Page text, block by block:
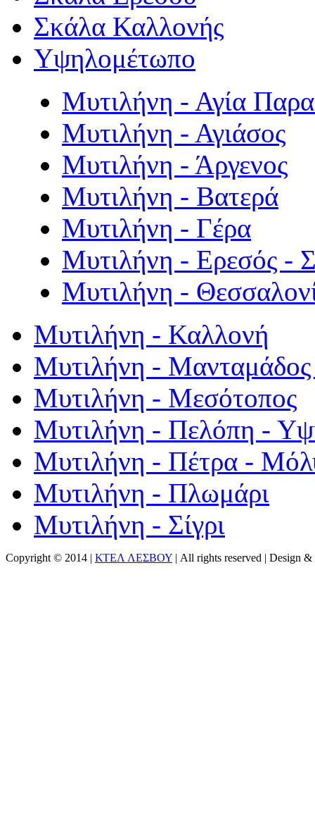
Σκάλα Καλλονής
Υψηλομέτωπο
Μυτιλήνη - Αγία
Μυτιλήνη - Αγιάσος
Μυτιλήνη - Άργενος
Μυτιλήνη - Βατερά
Μυτιλήνη - Γέρα
Μυτιλήνη - Ερεσός -
Μυτιλήνη -
Μυτιλήνη - Καλλονή
Μυτιλήνη - Μανταμάδος
Μυτιλήνη - Μεσότοπος
Μυτιλήνη - Πελόπη -
Μυτιλήνη - Πέτρα -
Μυτιλήνη - Πλωμάρι
Μυτιλήνη - Σίγρι
Copyright © 2014 | ΚΤΕΛ ΛΕΣΒΟΥ | All rights reserved | Design &